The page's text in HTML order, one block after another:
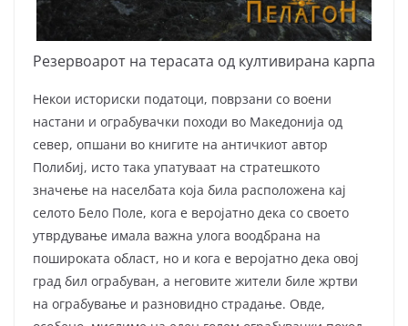
Резервоарот на терасата од култивирана карпа
Некои историски податоци, поврзани со воени
настани и ограбувачки походи во Македонија од
север, опшани во книгите на античкиот автор
Полибиј, исто така упатуваат на стратешкото
значење на населбата која била расположена кај
селото Бело Поле, кога е веројатно дека со своето
утврдување имала важна улога воодбрана на
пошироката област, но и кога е веројатно дека овој
град бил ограбуван, а неговите жители биле жртви
на ограбување и разновидно страдање. Овде,